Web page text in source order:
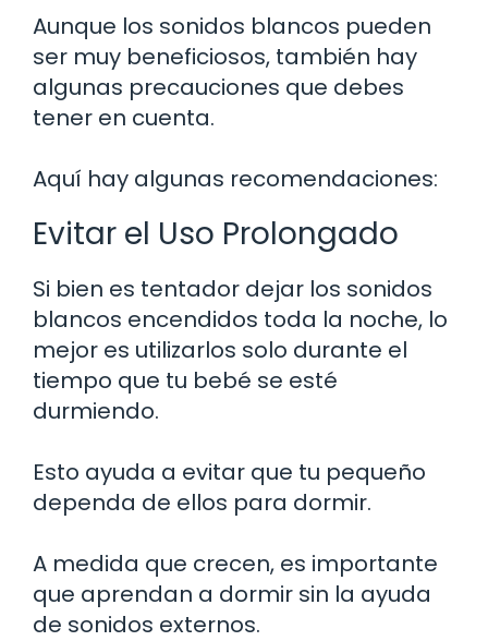
Aunque los sonidos blancos pueden
ser muy beneficiosos, también hay
algunas precauciones que debes
tener en cuenta.
Aquí hay algunas recomendaciones:
Evitar el Uso Prolongado
Si bien es tentador dejar los sonidos
blancos encendidos toda la noche, lo
mejor es utilizarlos solo durante el
tiempo que tu bebé se esté
durmiendo.
Esto ayuda a evitar que tu pequeño
dependa de ellos para dormir.
A medida que crecen, es importante
que aprendan a dormir sin la ayuda
de sonidos externos.